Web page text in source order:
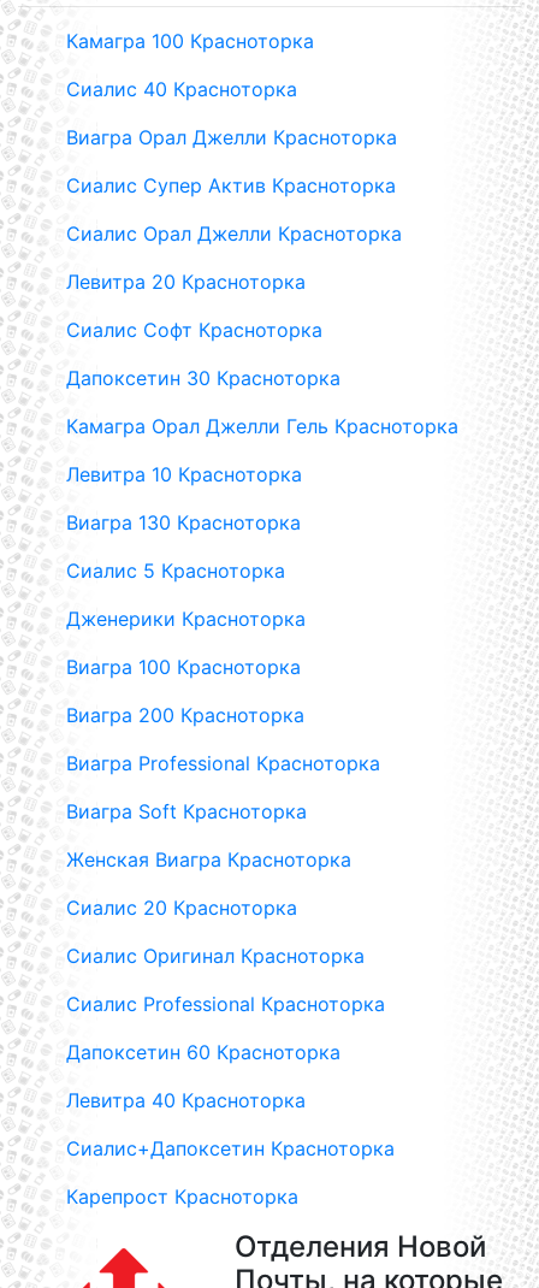
Камагра 100 Красноторка
Сиалис 40 Красноторка
Виагра Орал Джелли Красноторка
Сиалис Супер Актив Красноторка
Сиалис Орал Джелли Красноторка
Левитра 20 Красноторка
Сиалис Софт Красноторка
Дапоксетин 30 Красноторка
Камагра Орал Джелли Гель Красноторка
Левитра 10 Красноторка
Виагра 130 Красноторка
Сиалис 5 Красноторка
Дженерики Красноторка
Виагра 100 Красноторка
Виагра 200 Красноторка
Виагра Professional Красноторка
Виагра Soft Красноторка
Женская Виагра Красноторка
Сиалис 20 Красноторка
Сиалис Оригинал Красноторка
Сиалис Professional Красноторка
Дапоксетин 60 Красноторка
Левитра 40 Красноторка
Сиалис+Дапоксетин Красноторка
Карепрост Красноторка
Отделения Новой
Почты, на которые